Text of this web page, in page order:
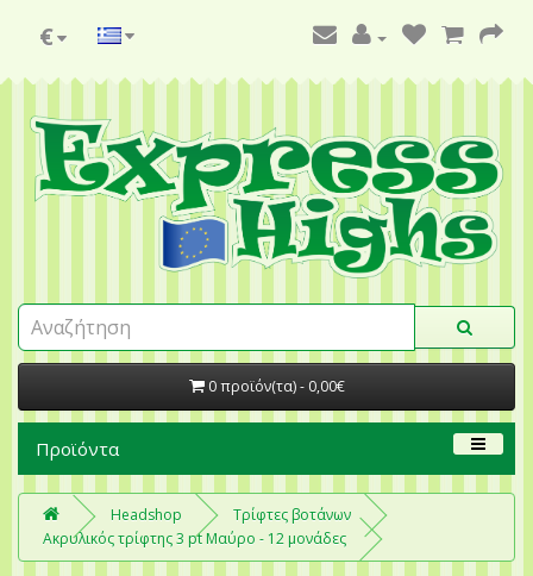
€
0 προϊόν(τα) - 0,00€
Προϊόντα
Headshop
Τρίφτες βοτάνων
Ακρυλικός τρίφτης 3 pt Μαύρο - 12 μονάδες